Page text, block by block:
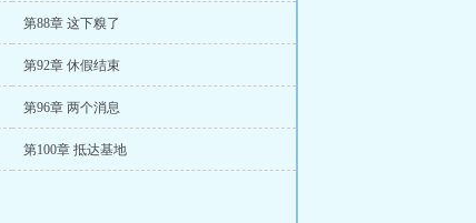
第88章 这下糗了
第92章 休假结束
第96章 两个消息
第100章 抵达基地